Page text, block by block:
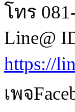
โทร
Line@
https://
เพจ